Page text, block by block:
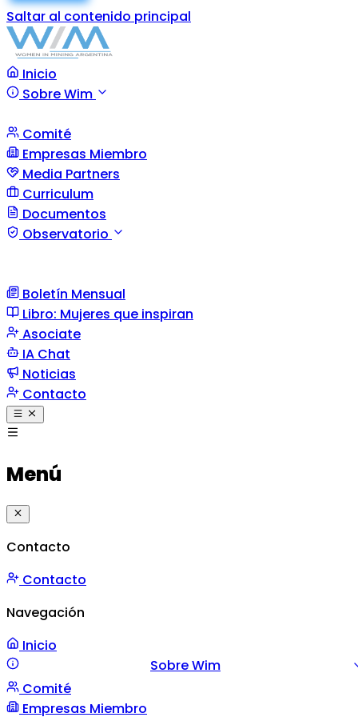
Saltar al contenido principal
Inicio
Sobre Wim
Comité
Empresas Miembro
Media Partners
Curriculum
Documentos
Observatorio
Boletín Mensual
Libro: Mujeres que inspiran
Asociate
IA Chat
Noticias
Contacto
Menú
Contacto
Contacto
Navegación
Inicio
Sobre Wim
Misión y Valores
Comité
Empresas Miembro